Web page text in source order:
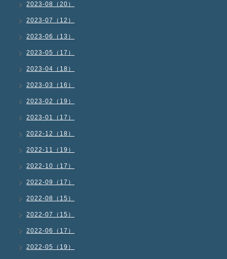
2023-08（20）
2023-07（12）
2023-06（13）
2023-05（17）
2023-04（18）
2023-03（16）
2023-02（19）
2023-01（17）
2022-12（18）
2022-11（19）
2022-10（17）
2022-09（17）
2022-08（15）
2022-07（15）
2022-06（17）
2022-05（19）